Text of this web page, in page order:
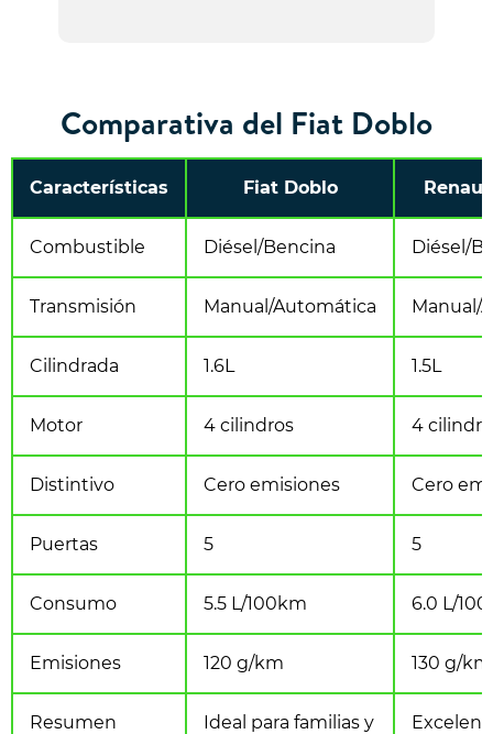
Comparativa del Fiat Doblo
Características Fiat Doblo
Combustible Diésel/Bencina Diésel/
Transmisión Manual/Automática Manual/
Cilindrada 1.6L 1.5L
Motor 4 cilindros 4
Distintivo Cero emisiones Cero
Puertas 5 5
Consumo 5.5 L/100km 6.0 L/
Emisiones 120 g/km 130 g/km
Resumen Ideal para familias y